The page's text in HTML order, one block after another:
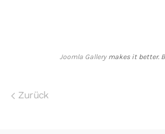
Joomla Gallerymakes it better.
Zurück